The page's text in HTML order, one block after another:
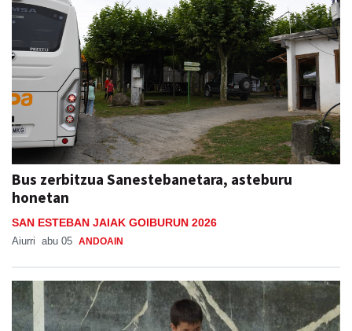
Bus zerbitzua Sanestebanetara, asteburu
honetan
SAN ESTEBAN JAIAK GOIBURUN 2026